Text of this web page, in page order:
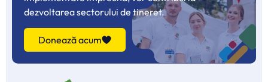
dezvoltarea sectorului de tineret.
Donează acum